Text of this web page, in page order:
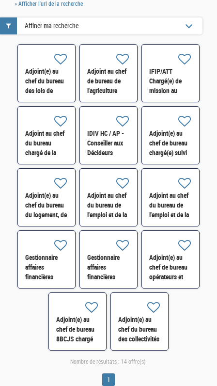
» Afficher l'url de la recherche
Adjoint(e) au
chef du bureau
des lois de
finances, pole
1BLF* H/F
Adjoint au chef
de bureau de
l'agriculture
(7BA) H/F
IFIP/ATT
Chargé(e) de
mission au
service du
Régional (CBR)
de la région
Normandie
Adjoint au chef
du bureau
chargé de la
performance de
(2POP/Pôle
Performance)*
H/F
IDIV HC / AP -
Conseiller aux
Décideurs
Locaux (CDL) de
Adjoint(e) au
chef de bureau
chargé(e) suivi
de la masse
ministère de la
Justice 8BJM
H/F"
Adjoint(e) au
chef du bureau
du logement, de
la ville et des
(4BLVT) H/F H/F
Adjoint au chef
du bureau de
l'emploi et de la
formation
(6BEFP) H/F
Adjoint au chef
du bureau de
l'emploi et de la
formation
(6BEFP) H/F
Gestionnaire
affaires
financières
SEN-CCED-123
Gestionnaire
affaires
financières
SEN-CCED-123
Adjoint(e) au
chef de bureau
opérateurs et
organismes
publics d'État
(2B2O) H/F* H/F
Adjoint(e) au
chef de bureau
8BCJS chargé
de la synthèse
budgétaire
Adjoint(e) au
chef du bureau
des collectivités
locales (5BCL)
H/F*
Affiner ma recherche
Nombre de résultats : 14 offre(s)
1